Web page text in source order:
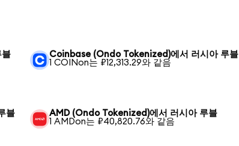
블
Coinbase (Ondo Tokenized)에서 러시아 루블
1 COINon는 ₽12,313.29와 같음
블
AMD (Ondo Tokenized)에서 러시아 루블
1 AMDon는 ₽40,820.76와 같음